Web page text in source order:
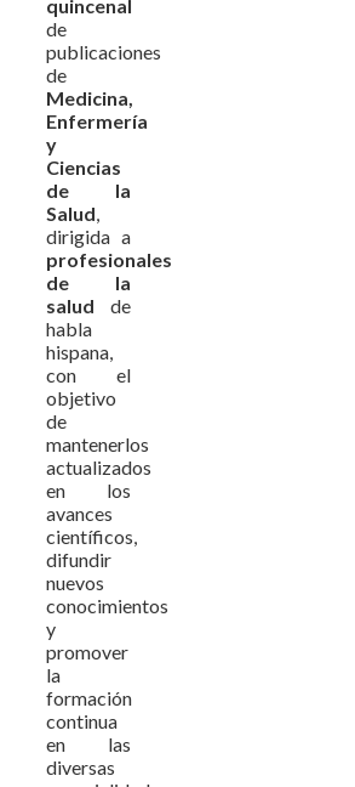
quincenal
de
publicaciones
de
Medicina,
Enfermería
y
Ciencias
de la
Salud
dirigida a
profesionales
de la
salud de
habla
hispana,
con el
objetivo
de
mantenerlos
actualizados
en los
avances
científicos,
difundir
nuevos
conocimientos
y
promover
la
formación
continua
en las
diversas